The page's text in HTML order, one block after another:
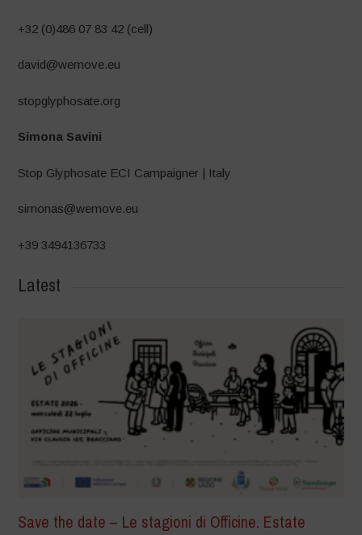
+32 (0)486 07 83 42 (cell)
david@wemove.eu
stopglyphosate.org
Simona Savini
Stop Glyphosate ECI Campaigner | Italy
simonas@wemove.eu
+39 3494136733
Latest
Save the date – Le stagioni di Officine. Estate